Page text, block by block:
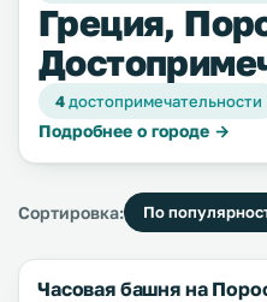
Греция,
4достопримечательности
Подробнее о городе →
Сортировка: По
Часовая башня на